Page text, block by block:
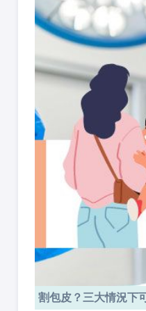
割包皮？三大情況下